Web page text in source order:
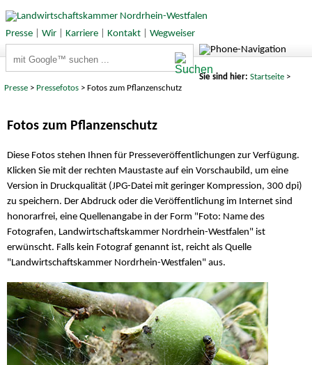
Presse| Wir| Karriere| Kontakt| Wegweiser
Sie sind hier: Startseite>
Presse > Pressefotos > Fotos zum Pflanzenschutz
Fotos zum Pflanzenschutz
Diese Fotos stehen Ihnen für Presseveröffentlichungen zur Verfügung.
Klicken Sie mit der rechten Maustaste auf ein Vorschaubild, um eine
Version in Druckqualität (JPG-Datei mit geringer Kompression, 300 dpi)
zu speichern. Der Abdruck oder die Veröffentlichung im Internet sind
honorarfrei, eine Quellenangabe in der Form "Foto: Name des
Fotografen, Landwirtschaftskammer Nordrhein-Westfalen" ist
erwünscht. Falls kein Fotograf genannt ist, reicht als Quelle
"Landwirtschaftskammer Nordrhein-Westfalen" aus.